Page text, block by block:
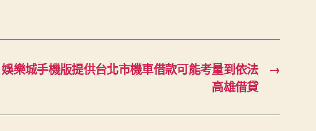
→
娛樂城手機版提供台北市機車借款可能考量到依法
高雄借貸